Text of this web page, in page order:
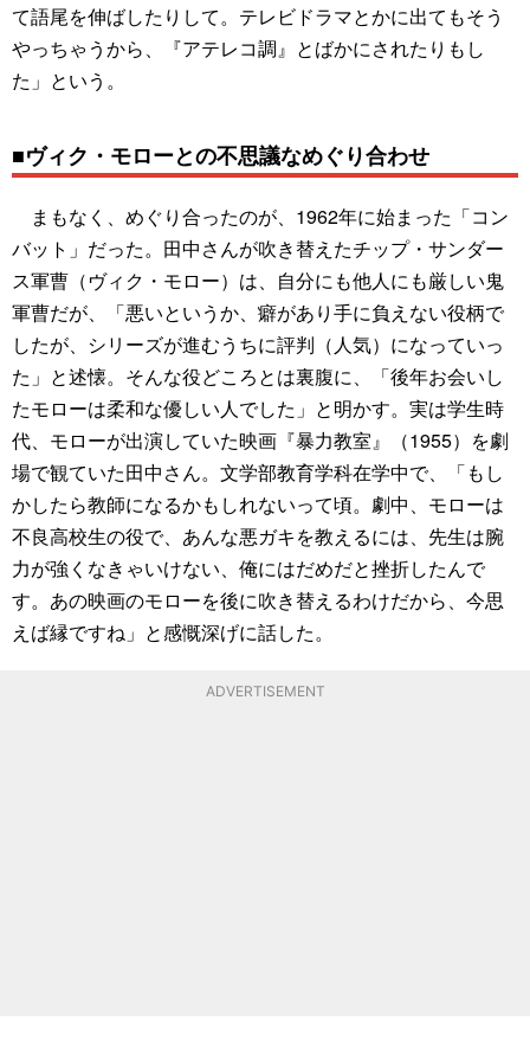
て語尾を伸ばしたりして。テレビドラマとかに出てもそう
やっちゃうから、『アテレコ調』とばかにされたりもし
た」という。
■ヴィク・モローとの不思議なめぐり合わせ
まもなく、めぐり合ったのが、1962年に始まった「コン
バット」だった。田中さんが吹き替えたチップ・サンダー
ス軍曹（ヴィク・モロー）は、自分にも他人にも厳しい鬼
軍曹だが、「悪いというか、癖があり手に負えない役柄で
したが、シリーズが進むうちに評判（人気）になっていっ
た」と述懐。そんな役どころとは裏腹に、「後年お会いし
たモローは柔和な優しい人でした」と明かす。実は学生時
代、モローが出演していた映画『暴力教室』（1955）を劇
場で観ていた田中さん。文学部教育学科在学中で、「もし
かしたら教師になるかもしれないって頃。劇中、モローは
不良高校生の役で、あんな悪ガキを教えるには、先生は腕
力が強くなきゃいけない、俺にはだめだと挫折したんで
す。あの映画のモローを後に吹き替えるわけだから、今思
えば縁ですね」と感慨深げに話した。
ADVERTISEMENT